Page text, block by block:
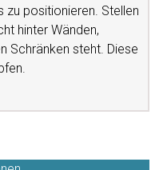
zu positionieren. Stellen
hinter Wänden,
Schränken steht. Diese